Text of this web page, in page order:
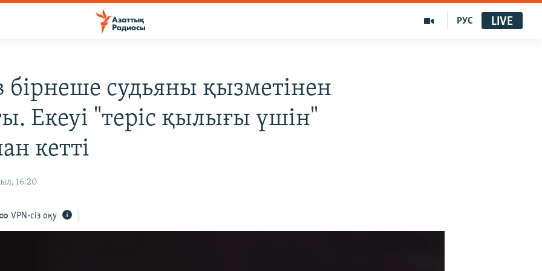
РУС LIVE
бірнеше судьяны қызметінен
Екеуі "теріс қылығы үшін"
кетті
16:20
VPN-сіз оқу